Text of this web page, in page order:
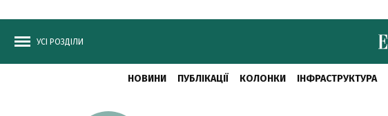
УСІ РОЗДІЛИ
НОВИНИ ПУБЛІКАЦІЇ КОЛОНКИ ІНФРАСТРУКТУРА